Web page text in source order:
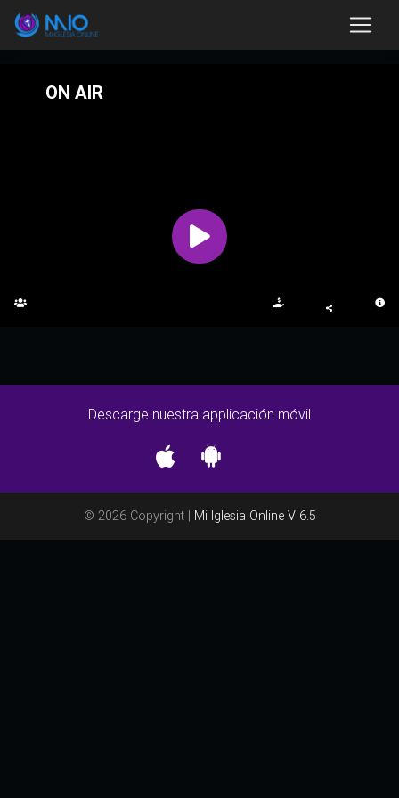
ON AIR
Descarge nuestra applicación móvil
© 2026 Copyright | Mi Iglesia Online V 6.5